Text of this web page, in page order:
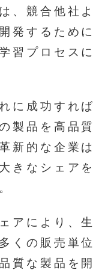
、競合他社
発するため
習プロセス
に成功すれ
製品を高品
新的な企業
きなシェア
アにより、
くの販売単
質な製品を